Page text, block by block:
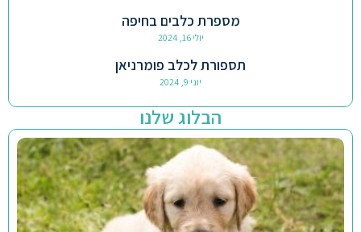
מספרת כלבים בחיפה
יולי 16, 2024
תספורת לכלב פומרניאן
יוני 9, 2024
הבלוג שלנו